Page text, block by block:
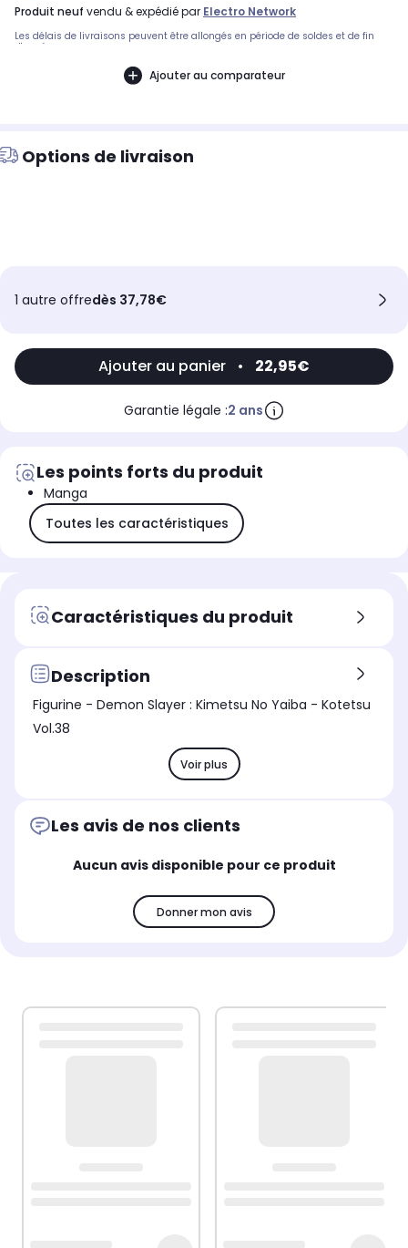
produit neuf vendu & expédié par Electro Network
Les délais de livraisons peuvent être allongés en période de soldes et de fin
d'année.
Ajouter au comparateur
Options de livraison
1 autre offredès 37,78€
Ajouter au panier • 22,95€
Garantie légale :2 ans
Les points forts du produit
Manga
Toutes les caractéristiques
Caractéristiques du produit
Description
Figurine - Demon Slayer : Kimetsu No Yaiba - Kotetsu
Vol.38
Voir plus
Les avis de nos clients
Aucun avis disponible pour ce produit
Donner mon avis